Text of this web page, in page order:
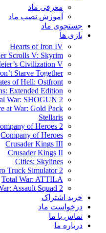
معرفی ماد
آموزش نصب ماد
جستجوی ماد
بازی ها
Hearts of Iron IV
Scrolls V: Skyrim
Civilization V
Starve Together
of Hell: Ostfront
Extended Edition
War: SHOGUN 2
at War: Gold Pack
Stellaris
of Heroes 2
Company of Heroes
Crusader Kings III
Crusader Kings II
Cities: Skylines
Truck Simulator 2
Total War: ATTILA
Assault Squad 2
خرید اشتراک
درخواست ماد
تماس با ما
درباره ما